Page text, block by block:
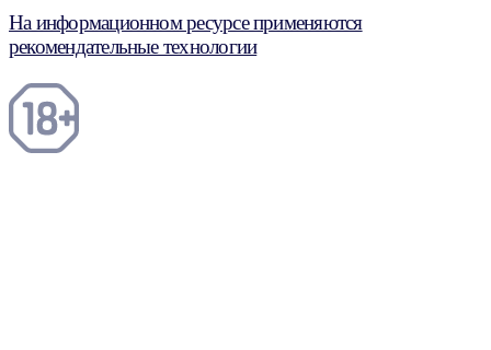
На информационном ресурсе применяются
рекомендательные технологии